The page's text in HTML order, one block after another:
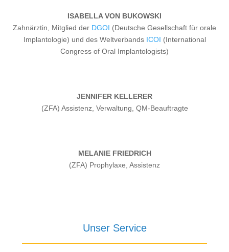
ISABELLA VON BUKOWSKI
Zahnärztin, Mitglied der DGOI (Deutsche Gesellschaft für orale
Implantologie) und des Weltverbands ICOI (International
Congress of Oral Implantologists)
JENNIFER KELLERER
(ZFA) Assistenz, Verwaltung, QM-Beauftragte
MELANIE FRIEDRICH
(ZFA) Prophylaxe, Assistenz
Unser Service